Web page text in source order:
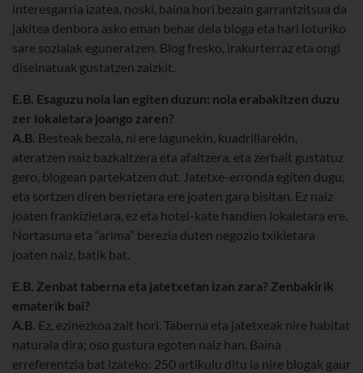
interesgarria izatea, noski, baina hori bezain garrantzitsua da
jakitea denbora asko eman behar dela bloga eta hari loturiko
sare sozialak eguneratzen. Blog fresko, irakurterraz eta ongi
diseinatuak gustatzen zaizkit.
E.B. Esaguzu nola lan egiten duzun: nola erabakitzen duzu
zer lokaletara joango zaren?
A.B. Besteak bezala, ni ere lagunekin, kuadrillarekin,
ateratzen naiz bazkaltzera eta afaltzera, eta zerbait gustatuz
gero, blogean partekatzen dut. Jatetxe-erronda egiten dugu,
eta sortzen diren berrietara ere joaten gara bisitan. Ez naiz
joaten frankizietara, ez eta hotel-kate handien lokaletara ere.
Nortasuna eta “arima” berezia duten negozio txikietara
joaten naiz, batik bat.
E.B. Zenbat taberna eta jatetxetan izan zara? Zenbakirik
ematerik bai?
A.B. Ez, ezinezkoa zait hori. Taberna eta jatetxeak nire habitat
naturala dira; oso gustura egoten naiz han. Baina
erreferentzia bat izateko: 250 artikulu ditu ia nire blogak gaur